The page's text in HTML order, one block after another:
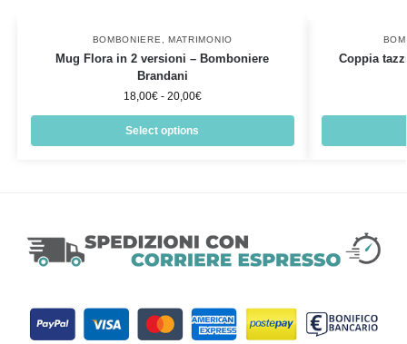
BOMBONIERE MATRIMONIO
Mug Flora in 2 versioni – Bomboniere
Brandani
18,00€ - 20,00€
Select options
Coppia